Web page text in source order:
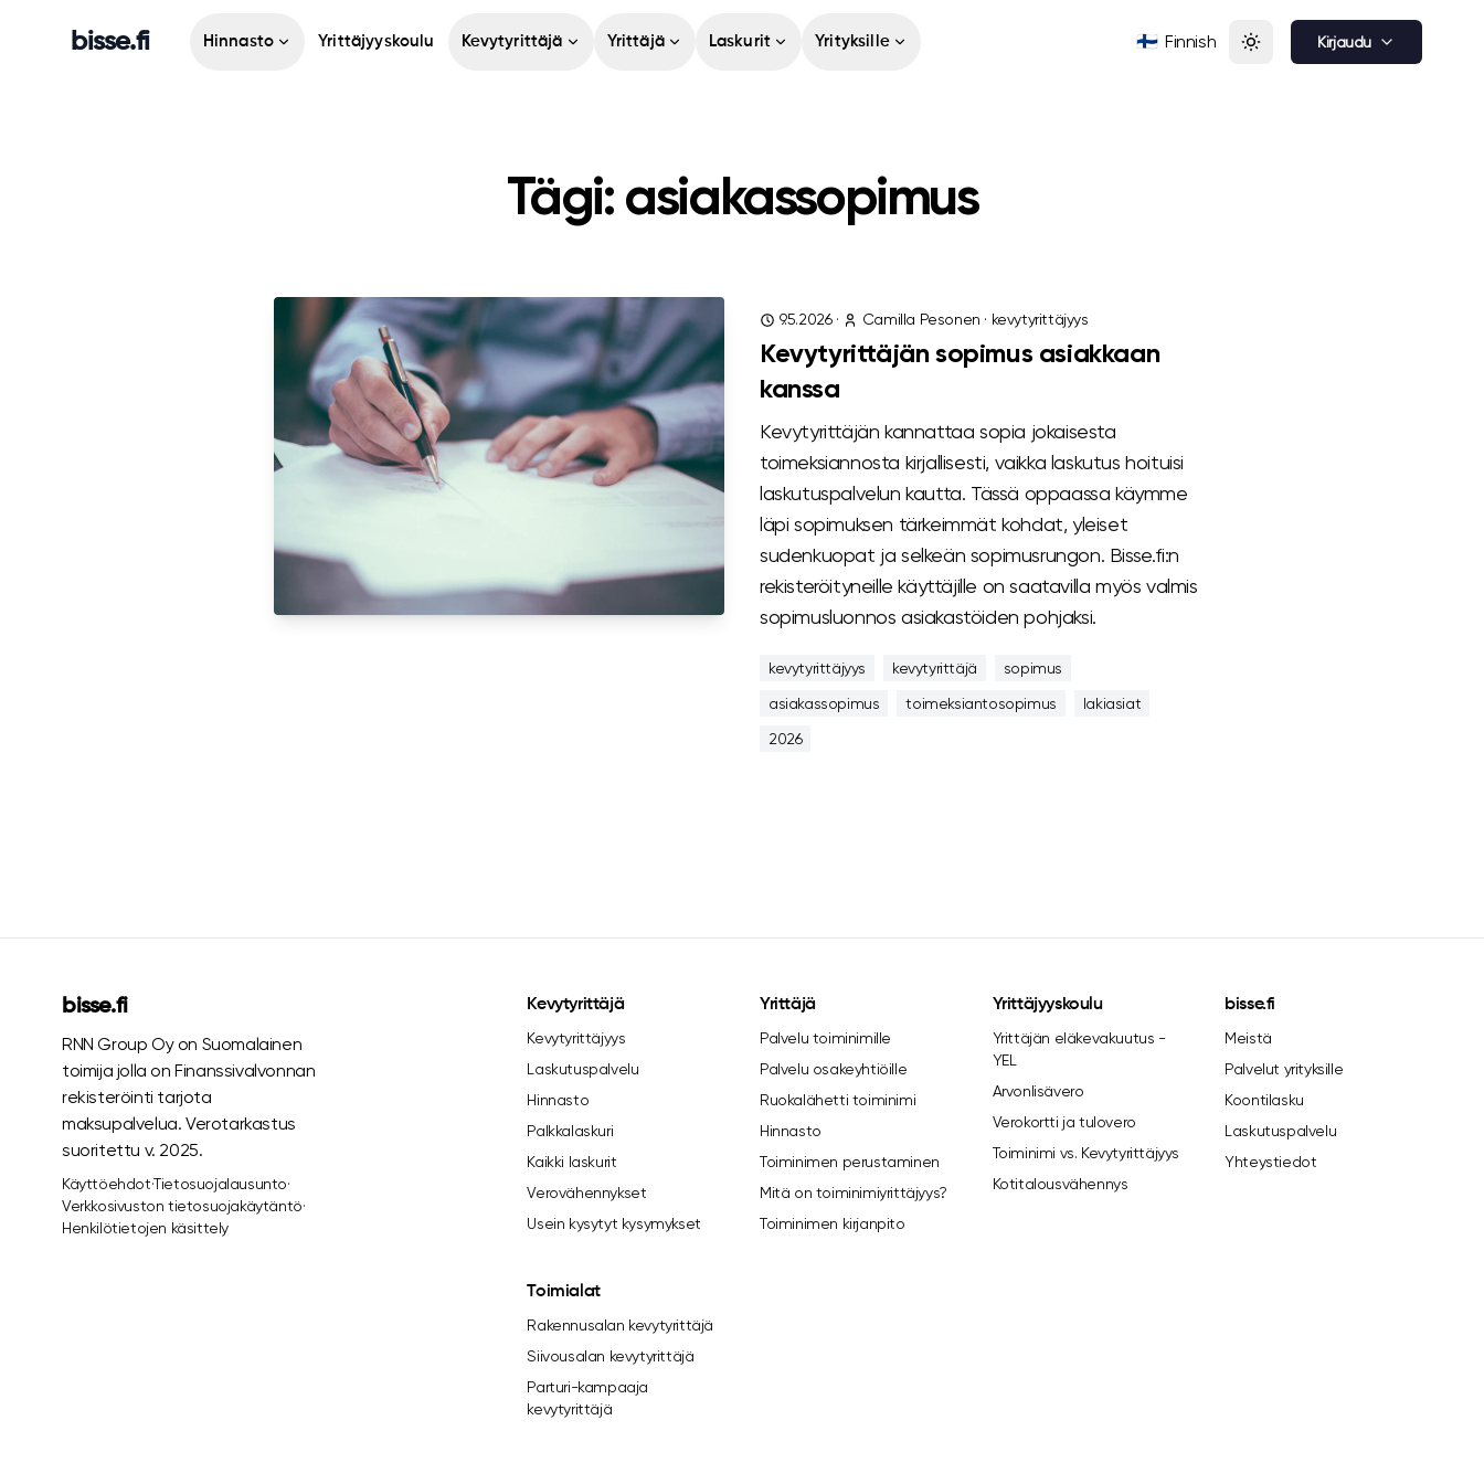
bisse.fi Hinnasto Yrittäjyyskoulu Kevytyrittäjä Yrittäjä Laskurit Yrityksille 🇫🇮 Finnish Kirjaudu
Tägi: asiakassopimus
9.5.2026· Camilla Pesonen · kevytyrittäjyys
Kevytyrittäjän sopimus asiakkaan
kanssa
Kevytyrittäjän kannattaa sopia jokaisesta
toimeksiannosta kirjallisesti, vaikka laskutus hoituisi
laskutuspalvelun kautta. Tässä oppaassa käymme
läpi sopimuksen tärkeimmät kohdat, yleiset
sudenkuopat ja selkeän sopimusrungon. Bisse.fi:n
rekisteröityneille käyttäjille on saatavilla myös valmis
sopimusluonnos asiakastöiden pohjaksi.
kevytyrittäjyys kevytyrittäjä
sopimus
asiakassopimus
toimeksiantosopimus
lakiasiat
2026
bisse.fi
RNN Group Oy on Suomalainen
toimija jolla on Finanssivalvonnan
rekisteröinti tarjota
maksupalvelua. Verotarkastus
suoritettu v. 2025.
Käyttöehdot·Tietosuojalausunto·
Verkkosivuston tietosuojakäytäntö·
Henkilötietojen käsittely
Kevytyrittäjä
Kevytyrittäjyys
Laskutuspalvelu
Hinnasto
Palkkalaskuri
Kaikki laskurit
Verovähennykset
Usein kysytyt kysymykset
Yrittäjä
Palvelu toiminimille
Palvelu osakeyhtiöille
Ruokalähetti toiminimi
Hinnasto
Toiminimen perustaminen
Mitä on toiminimiyrittäjyys?
Toiminimen kirjanpito
Yrittäjyyskoulu
Yrittäjän eläkevakuutus -
YEL
Arvonlisävero
Verokortti ja tulovero
Toiminimi vs. Kevytyrittäjyys
Kotitalousvähennys
bisse.fi
Meistä
Palvelut yrityksille
Koontilasku
Laskutuspalvelu
Yhteystiedot
Toimialat
Rakennusalan kevytyrittäjä
Siivousalan kevytyrittäjä
Parturi-kampaaja
kevytyrittäjä